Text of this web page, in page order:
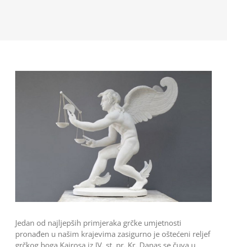
Jedan od najljepših primjeraka grčke umjetnosti
pronađen u našim krajevima zasigurno je oštećeni reljef
grčkog boga Kairosa iz IV. st. pr. Kr. Danas se čuva u